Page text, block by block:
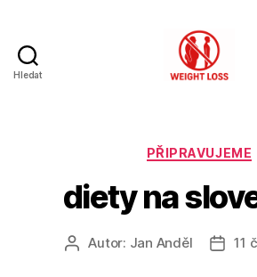
Hledat
Rubriky
PŘIPRAVUJEME
diety na
AutorAutor: Jan Anděl 11